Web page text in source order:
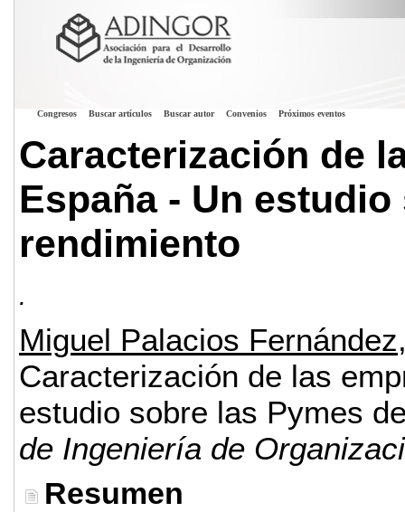
Congresos Buscar artículos Buscar autor Convenios Próximos eventos
Caracterización de
España - Un
rendimiento
.
Miguel Palacios
Caracterización de las
estudio sobre las Pymes
de Ingeniería de
Resumen